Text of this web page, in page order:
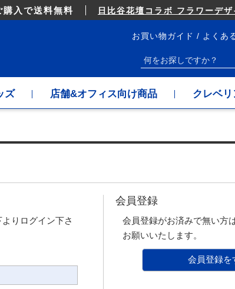
購入で送料無料 日比谷花壇コラボ フラワーデ
お買い物ガイド よくあ
ズ 店舗&オフィス向け商品 クレベリ
りログイン下さ
会員登録
会員登録がお済みで無い方
お願いいたします。
会員登録を